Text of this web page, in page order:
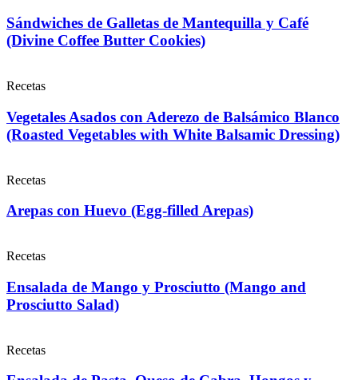
Sándwiches de Galletas de Mantequilla y Café
(Divine Coffee Butter Cookies)
Recetas
Vegetales Asados con Aderezo de Balsámico Blanco
(Roasted Vegetables with White Balsamic Dressing)
Recetas
Arepas con Huevo (Egg-filled Arepas)
Recetas
Ensalada de Mango y Prosciutto (Mango and
Prosciutto Salad)
Recetas